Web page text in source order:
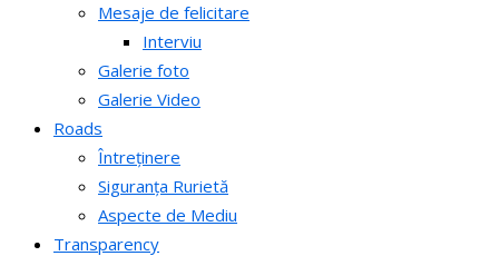
Mesaje de felicitare
Interviu
Galerie foto
Galerie Video
Roads
Întreținere
Siguranța Rurietă
Aspecte de Mediu
Transparency